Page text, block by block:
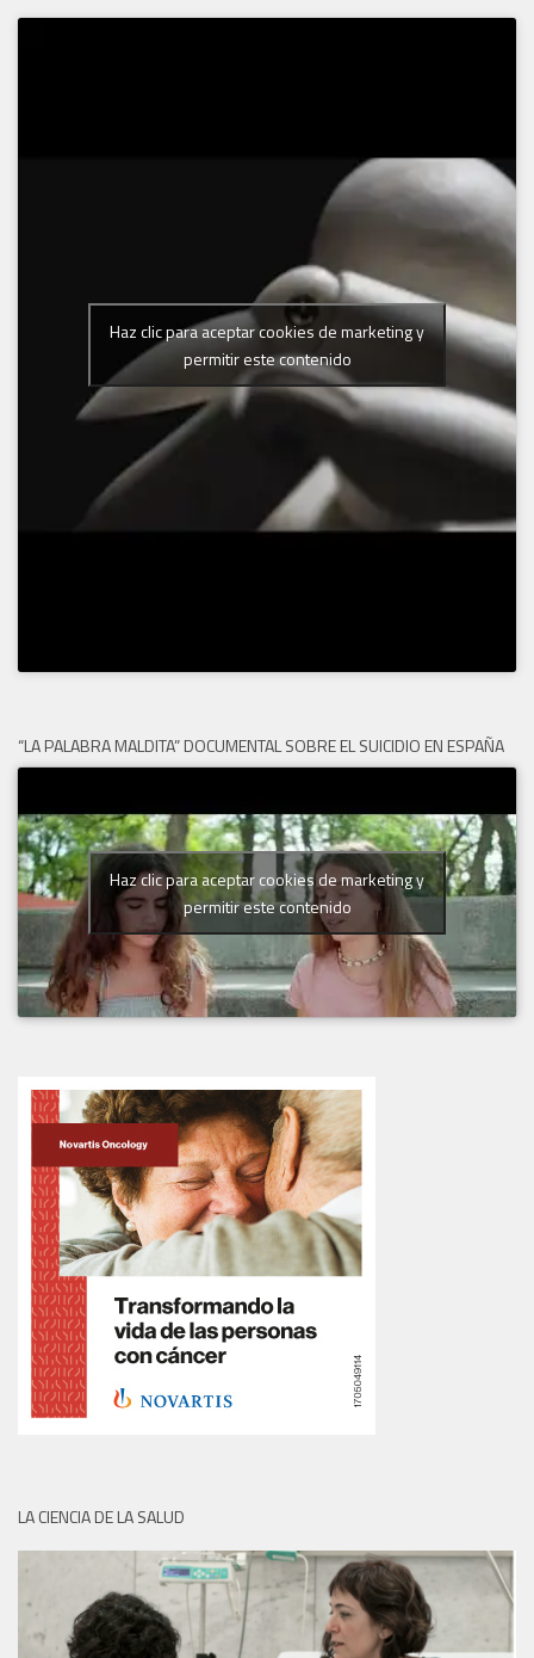
Haz clic para aceptar cookies de marketing y
permitir este contenido
“LA PALABRA MALDITA” DOCUMENTAL SOBRE EL SUICIDIO EN ESPAÑA
Haz clic para aceptar cookies de marketing y
permitir este contenido
LA CIENCIA DE LA SALUD